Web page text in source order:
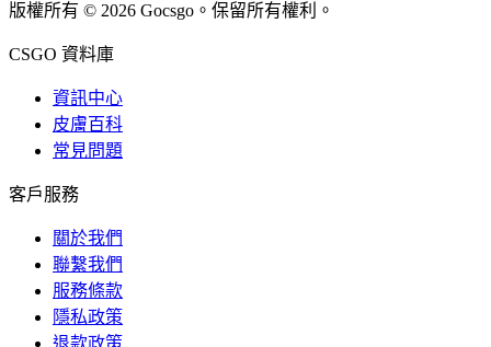
版權所有 © 2026 Gocsgo。保留所有權利。
CSGO 資料庫
資訊中心
皮膚百科
常見問題
客戶服務
關於我們
聯繫我們
服務條款
隱私政策
退款政策